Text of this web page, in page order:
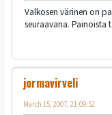
Valkosen värinen on
seuraavana. Painoista
jormavirveli
March 15, 2007, 21:09:52